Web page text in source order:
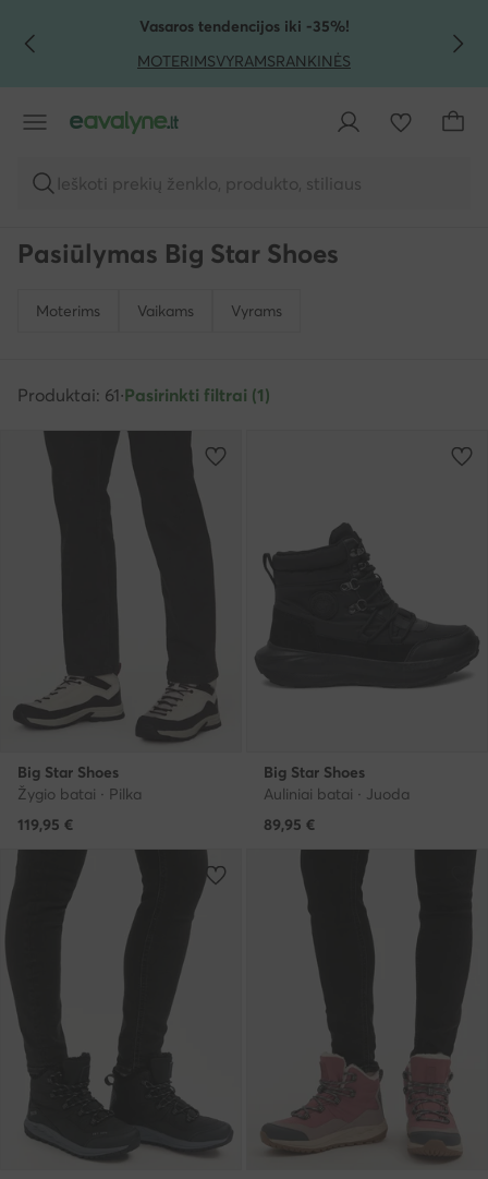
PEREITI PRIE PAGRINDINIO TURINIO
PEREITI Į PAIEŠKĄVasaros tendencijos iki -35%!
MOTERIMSVYRAMSRANKINĖS
Ieškoti prekių ženklo, produkto, stiliaus
Pasiūlymas Big Star Shoes
Moterims Vaikams Vyrams
Produktai: 61·Pasirinkti filtrai (1)
Big Star Shoes
Žygio batai · Pilka
119,95 €
Big Star Shoes
Auliniai batai · Juoda
89,95 €